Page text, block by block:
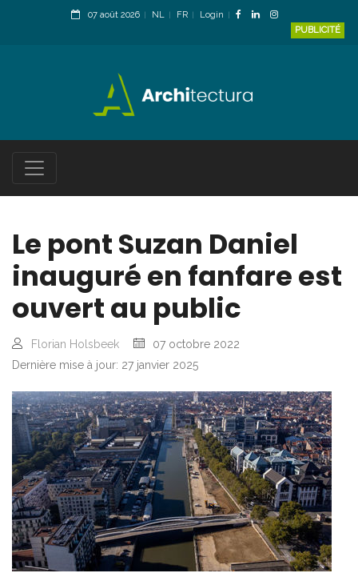
07 août 2026 NL FR
Login
PUBLICITÉ
Le pont Suzan Daniel
inauguré en fanfare est
ouvert au public
Florian Holsbeek
07 octobre 2022
Dernière mise à jour: 27 janvier 2025